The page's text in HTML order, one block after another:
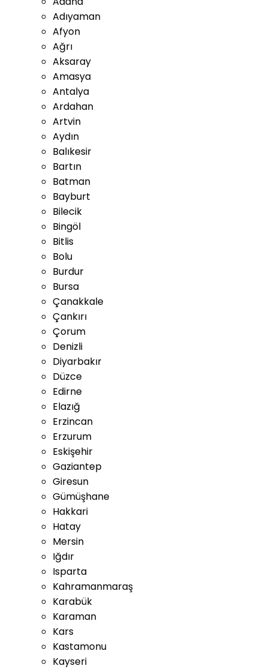
Adıyaman
Afyon
Ağrı
Aksaray
Amasya
Antalya
Ardahan
Artvin
Aydın
Balıkesir
Bartın
Batman
Bayburt
Bilecik
Bingöl
Bitlis
Bolu
Burdur
Bursa
Çanakkale
Çankırı
Çorum
Denizli
Diyarbakır
Düzce
Edirne
Elazığ
Erzincan
Erzurum
Eskişehir
Gaziantep
Giresun
Gümüşhane
Hakkari
Hatay
Mersin
Iğdır
Isparta
Kahramanmaraş
Karabük
Karaman
Kars
Kastamonu
Kayseri